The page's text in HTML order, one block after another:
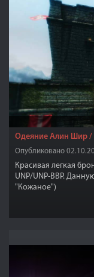
Одеяние Алин Шир /
Опубликовано
Красивая легкая
UNP/UNP-BBP.
"Кожаное")